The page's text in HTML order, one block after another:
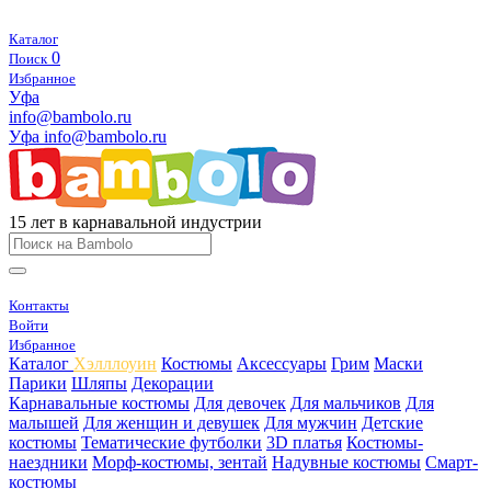
Каталог
Поиск 0
Избранное
Уфа
info@bambolo.ru
Уфа info@bambolo.ru
15 лет в карнавальной индустрии
Контакты
Войти
Избранное
Каталог Хэлллоуин Костюмы Аксессуары Грим Маски
Парики Шляпы Декорации
Карнавальные костюмы Для девочек Для мальчиков Для
малышей Для женщин и девушек Для мужчин Детские
костюмы Тематические футболки 3D платья Костюмы-
наездники Морф-костюмы, зентай Надувные костюмы Смарт-
костюмы